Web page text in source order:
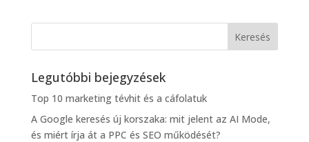
Legutóbbi bejegyzések
Top 10 marketing tévhit és a cáfolatuk
A Google keresés új korszaka: mit jelent az AI Mode,
és miért írja át a PPC és SEO működését?